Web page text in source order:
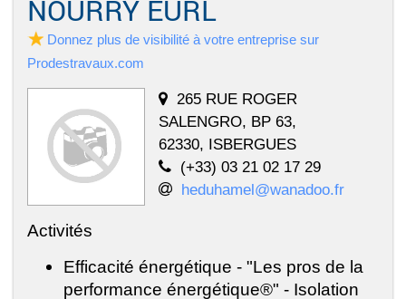
NOURRY EURL
Donnez plus de visibilité à votre entreprise sur
Prodestravaux.com
265 RUE ROGER
SALENGRO, BP 63,
62330, ISBERGUES
(+33) 03 21 02 17 29
heduhamel@wanadoo.fr
Activités
Efficacité énergétique - "Les pros de la
performance énergétique®" - Isolation